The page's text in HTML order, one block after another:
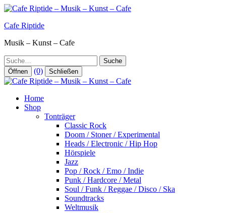
Zum
springen
Cafe Riptide
Musik – Kunst – Cafe
Suche
Öffnen (0) Schließen
Home
Shop
Tonträger
Classic Rock
Doom / Stoner / Experimental
Heads / Electronic / Hip Hop
Hörspiele
Jazz
Pop / Rock / Emo / Indie
Punk / Hardcore / Metal
Soul / Funk / Reggae / Disco / Ska
Soundtracks
Weltmusik